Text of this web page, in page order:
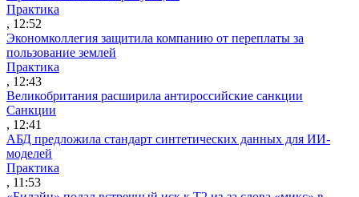
Практика
, 12:52
Экономколлегия защитила компанию от переплаты за
пользование землей
Практика
, 12:43
Великобритания расширила антироссийские санкции
Санкции
, 12:41
АБД предложила стандарт синтетических данных для ИИ-
моделей
Практика
, 11:53